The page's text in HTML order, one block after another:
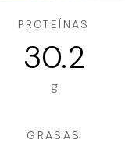
PROTEÍNAS
30.2
g
GRASAS